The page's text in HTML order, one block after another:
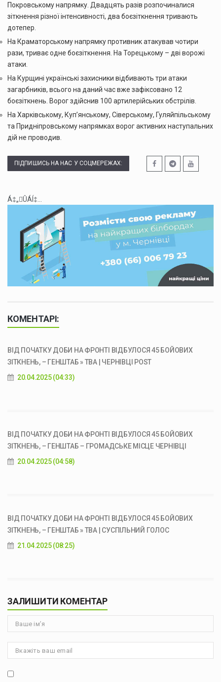
Покровському напрямку. Двадцять разів розпочиналися
зіткнення різної інтенсивності, два боєзіткнення тривають
дотепер.
На Краматорському напрямку противник атакував чотири
рази, триває одне боєзіткнення. На Торецькому – дві ворожі
атаки.
На Курщині українські захисники відбивають три атаки
загарбників, всього на даний час вже зафіксовано 12
боєзіткнень. Ворог здійснив 100 артилерійських обстрілів.
На Харківському, Куп’янському, Сіверському, Гуляйпільському
та Придніпровському напрямках ворог активних наступальних
дій не проводив.
ПІДПИШИСЬ НА НАС У СОЦМЕРЕЖАХ:
Á‡„ÛÁÍ‡...
КОМЕНТАРІ:
ВІД ПОЧАТКУ ДОБИ НА ФРОНТІ ВІДБУЛОСЯ 45 БОЙОВИХ
ЗІТКНЕНЬ, – ГЕНШТАБ » ТВА | ЧЕРНІВЦІ POST
20.04.2025 (04:33)
ВІД ПОЧАТКУ ДОБИ НА ФРОНТІ ВІДБУЛОСЯ 45 БОЙОВИХ
ЗІТКНЕНЬ, – ГЕНШТАБ – ГРОМАДСЬКЕ МІСЦЕ ЧЕРНІВЦІ
20.04.2025 (04:58)
ВІД ПОЧАТКУ ДОБИ НА ФРОНТІ ВІДБУЛОСЯ 45 БОЙОВИХ
ЗІТКНЕНЬ, – ГЕНШТАБ » ТВА | СУСПІЛЬНИЙ ГОЛОС
21.04.2025 (08:25)
ЗАЛИШИТИ КОМЕНТАР